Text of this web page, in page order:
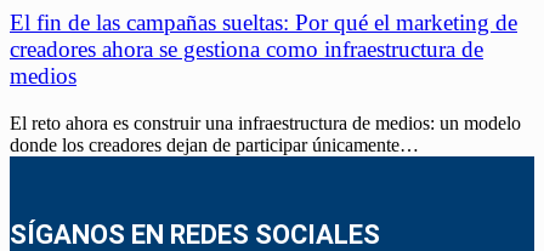
El fin de las campañas sueltas: Por qué el marketing de
creadores ahora se gestiona como infraestructura de
medios
El reto ahora es construir una infraestructura de medios: un modelo
donde los creadores dejan de participar únicamente…
SÍGANOS EN REDES SOCIALES